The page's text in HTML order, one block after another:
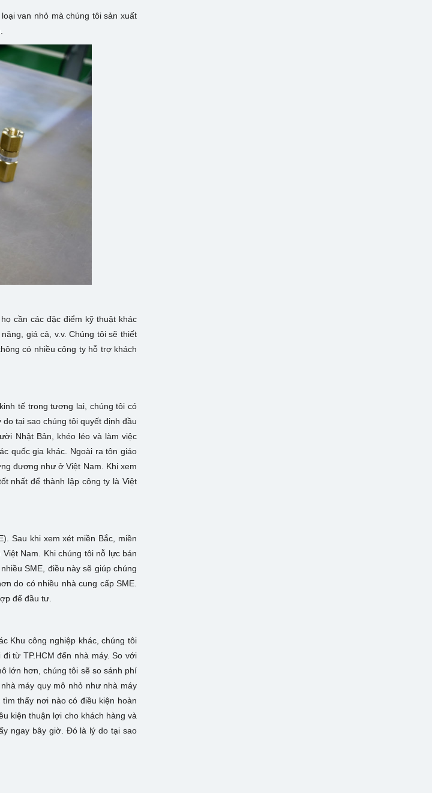
van nhỏ mà chúng tôi sản xuất
cần các đặc điểm kỹ thuật khác
giá cả, v.v. Chúng tôi sẽ thiết
có nhiều công ty hỗ trợ khách
tế trong tương lai, chúng tôi có
tại sao chúng tôi quyết định đầu
Nhật Bản, khéo léo và làm việc
quốc gia khác. Ngoài ra tôn giáo
đương như ở Việt Nam. Khi xem
nhất để thành lập công ty là Việt
Sau khi xem xét miền Bắc, miền
Nam. Khi chúng tôi nỗ lực bán
SME, điều này sẽ giúp chúng
do có nhiều nhà cung cấp SME.
để đầu tư.
Khu công nghiệp khác, chúng tôi
từ TP.HCM đến nhà máy. So với
lớn hơn, chúng tôi sẽ so sánh phí
máy quy mô nhỏ như nhà máy
thấy nơi nào có điều kiện hoàn
kiện thuận lợi cho khách hàng và
ngay bây giờ. Đó là lý do tại sao